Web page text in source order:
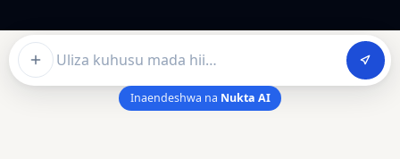
Ask about this article
Inaendeshwa na Nukta AI